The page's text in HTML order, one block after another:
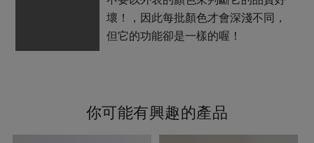
壞！，因此每批顏色才會深淺不同，
但它的功能卻是一樣的喔！
你可能有興趣的產品